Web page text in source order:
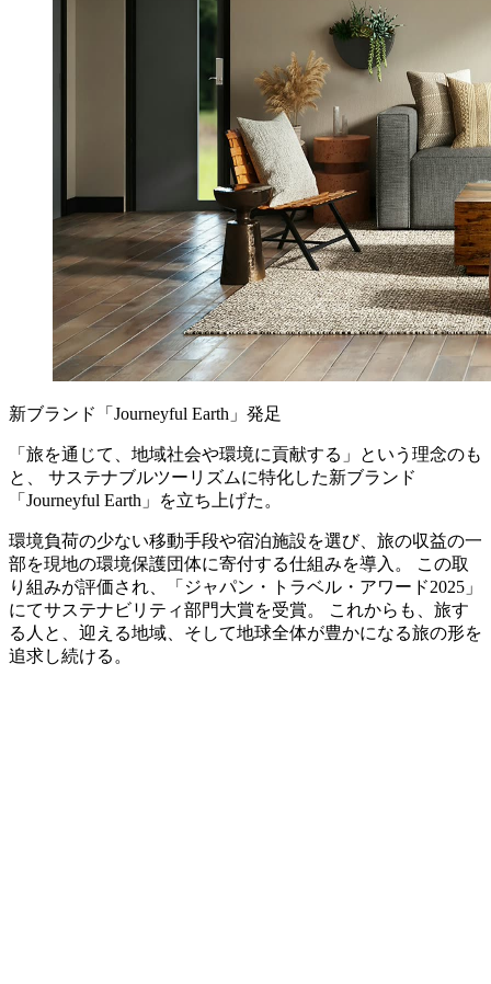
新ブランド「Journeyful Earth」発足
「旅を通じて、地域社会や環境に貢献する」という理念のも
と、 サステナブルツーリズムに特化した新ブランド
「Journeyful Earth」を立ち上げた。
環境負荷の少ない移動手段や宿泊施設を選び、旅の収益の一
部を現地の環境保護団体に寄付する仕組みを導入。 この取
り組みが評価され、「ジャパン・トラベル・アワード2025」
にてサステナビリティ部門大賞を受賞。 これからも、旅す
る人と、迎える地域、そして地球全体が豊かになる旅の形を
追求し続ける。